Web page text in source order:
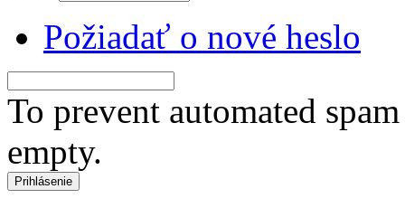
Požiadať o nové heslo
To prevent automated
empty.